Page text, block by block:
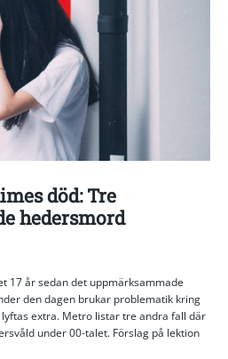
död: Tre
hedersmord
17 år sedan det uppmärksammade
den dagen brukar problematik kring
extra. Metro listar tre andra fall där
under 00-talet. Förslag på lektion